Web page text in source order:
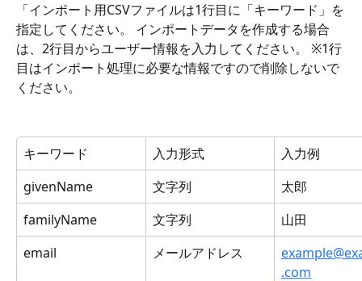
「インポート用CSVファイルは1行目に「キーワード」を
指定してください。 インポートデータを作成する場合
は、2行目からユーザー情報を入力してください。 ※1行
目はインポート処理に必要な情報ですので削除しないで
ください。
キーワード 入力形式
入力例
givenName
文字列
太郎
familyName
文字列
山田
email
メールアドレス
.com